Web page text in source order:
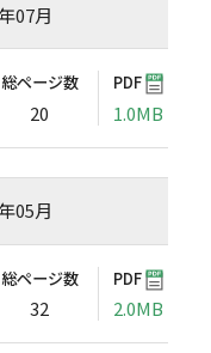
07月
総ページ数
20
PDF
1.0MB
05月
総ページ数
32
PDF
2.0MB